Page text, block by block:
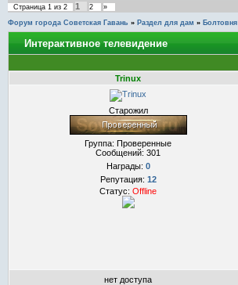
Страница 1 из 2 1 2
»
Форум города Советская Гавань » Раздел для дам » Болтовня
Интерактивное телевидение
Trinux
Старожил
Группа: Проверенные
Сообщений: 301
Награды: 0
Репутация: 12
Статус: Offline
нет доступа